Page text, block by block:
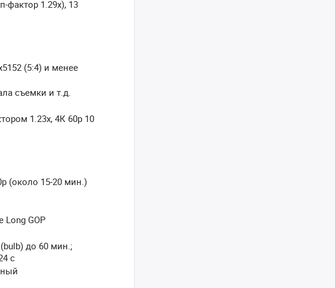
фактор 1.29х), 13
(5:4) и менее
съемки и т.д.
1.23x, 4К 60р 10
(около 15-20 мин.)
Long GOP
до 60 мин.;
с